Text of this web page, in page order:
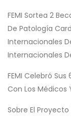
FEMI Sortea 2
De Patología
Internacionales
Internacionales
FEMI Celebró
Con Los Médicos
Sobre El